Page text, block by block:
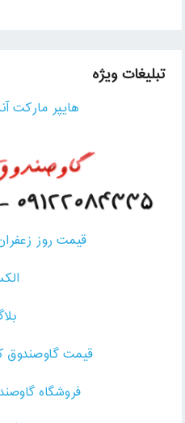
تبلیغات ویژه
هایپر مارکت
قیمت روز
قیمت گاوصندوق
فروشگاه